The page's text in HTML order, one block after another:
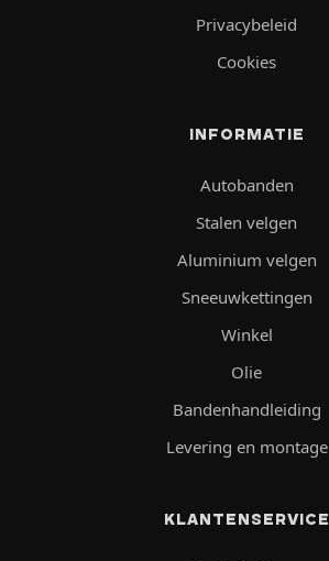
Privacybeleid
Cookies
INFORMATIE
Autobanden
Stalen velgen
Aluminium velgen
Sneeuwkettingen
Winkel
Olie
Bandenhandleiding
Levering en montage
KLANTENSERVICE